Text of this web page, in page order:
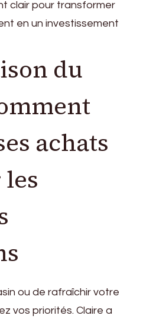
clair pour transformer
en un investissement
du
achats
ou de rafraîchir votre
vos priorités. Claire a